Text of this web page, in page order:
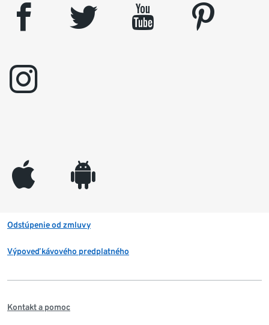
facebook twitter youtube
pinterest
instagram
appleinc android
Odstúpenie od zmluvy
Výpoveď kávového predplatného
Kontakt a pomoc